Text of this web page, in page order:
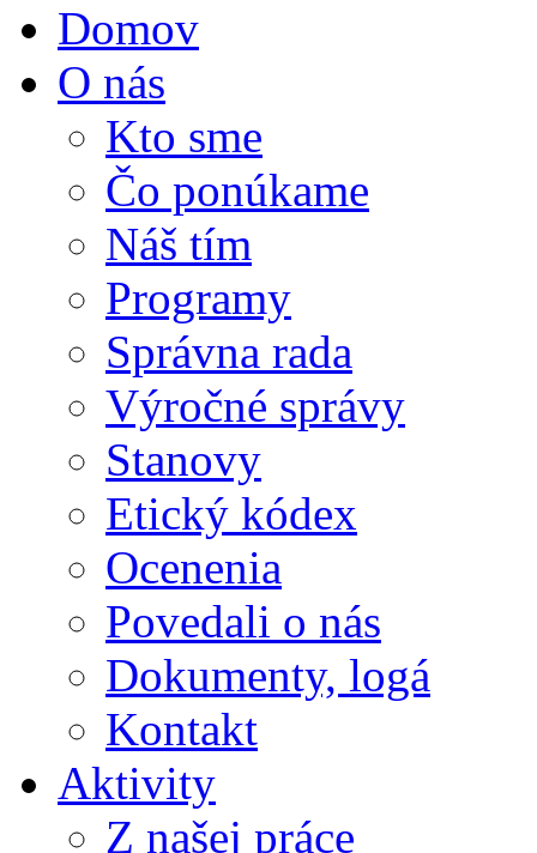
Domov
O nás
Kto sme
Čo ponúkame
Náš tím
Programy
Správna rada
Výročné správy
Stanovy
Etický kódex
Ocenenia
Povedali o nás
Dokumenty, logá
Kontakt
Aktivity
Z našej práce